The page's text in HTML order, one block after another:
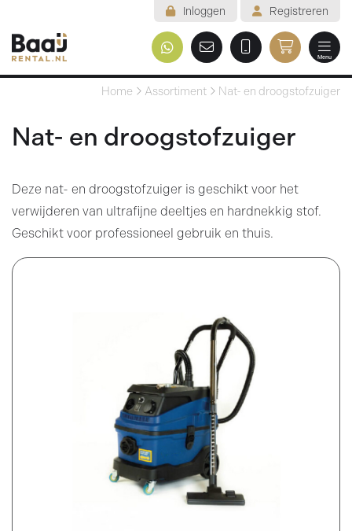
Welkom
Veelgestelde vragen
Voorwaarden
Contact
Prijsweergave
incl. btw
Inloggen Registreren
Menu
Home Assortiment Nat- en droogstofzuiger
Nat- en droogstofzuiger
Deze nat- en droogstofzuiger is geschikt voor het
verwijderen van ultrafijne deeltjes en hardnekkig stof.
Geschikt voor professioneel gebruik en thuis.